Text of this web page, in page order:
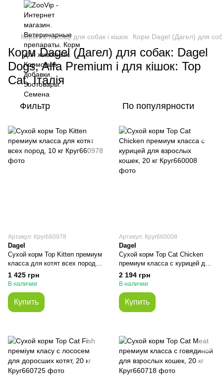
Корм та ласощі для собак і кішок Корм Dagel (Дагел) для
Корм Dagel (Дагел) для собак: Dagel
Dogs, Alfa Premium і для кішок: Top
Cat, Італія
Фильтр По популярности
Артикул: Круг660978
Dagel
Сухой корм Top Kitten премиум
класса для котят всех пород,
10 кг
1 425 грн
В наличии
Купить
Артикул: Круг660008
Dagel
Сухой корм Top Cat Chicken
премиум класса с курицей для
взрослых кошек, 20 кг
2 194 грн
В наличии
Купить